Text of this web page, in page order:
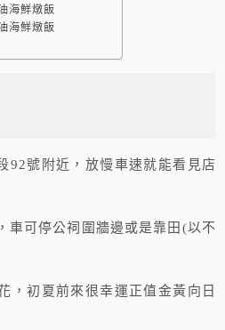
海鮮燉飯
海鮮燉飯
92號附近，放慢車速就能看見店
車可停公祠圍牆邊或是靠田(以不
，初夏前來很幸運正值金黃向日